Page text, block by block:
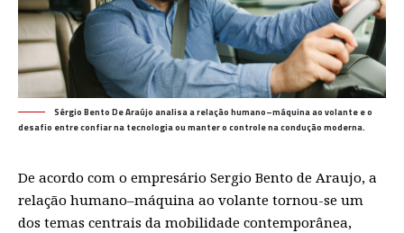
Sérgio Bento De Araújo analisa a relação humano–máquina ao volante e o
desafio entre confiar na tecnologia ou manter o controle na condução moderna.
De acordo com o empresário Sergio Bento de Araujo, a
relação humano–máquina ao volante tornou-se um
dos temas centrais da mobilidade contemporânea,